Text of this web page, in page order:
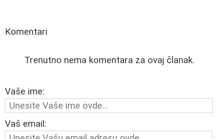
Komentari
Trenutno nema komentara za ovaj članak.
Vaše ime:
Vaš email: